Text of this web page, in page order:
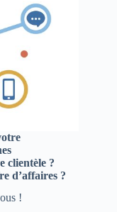
clientèle ?
d’affaires ?
!